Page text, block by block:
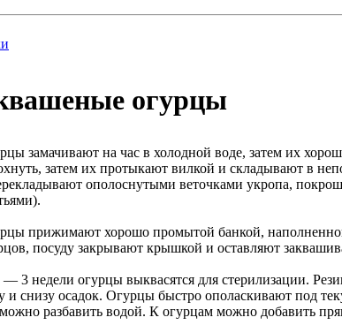
огурцы
замачивают на час в холодной воде, затем их
затем их протыкают вилкой и складывают в
ополоснутыми веточками укропа,
прижимают хорошо промытой банкой,
посуду закрывают крышкой и оставляют
— 3 недели огурцы выквасятся для стерилизации.
и снизу осадок. Огурцы быстро ополаскивают под
разбавить водой. К огурцам можно добавить